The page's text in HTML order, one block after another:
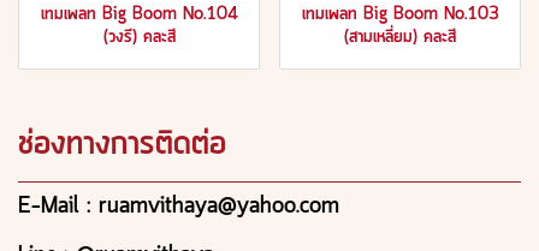
เทมเพลท Big Boom No.104
(วงรี) คละสี
เทมเพลท Big Boom No.103
(สามเหลี่ยม) คละสี
ช่องทางการติดต่อ
E-Mail : ruamvithaya@yahoo.com